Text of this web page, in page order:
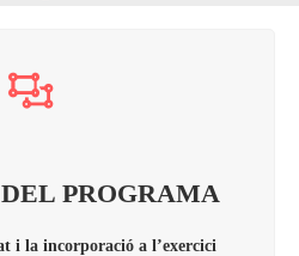
PROGRAMA
i la incorporació a l’exercici